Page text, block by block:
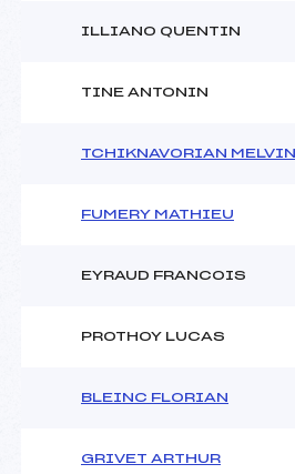
ILLIANO QUENTIN
TINE ANTONIN
TCHIKNAVORIAN MELVIN
FUMERY MATHIEU
EYRAUD FRANCOIS
PROTHOY LUCAS
BLEINC FLORIAN
GRIVET ARTHUR